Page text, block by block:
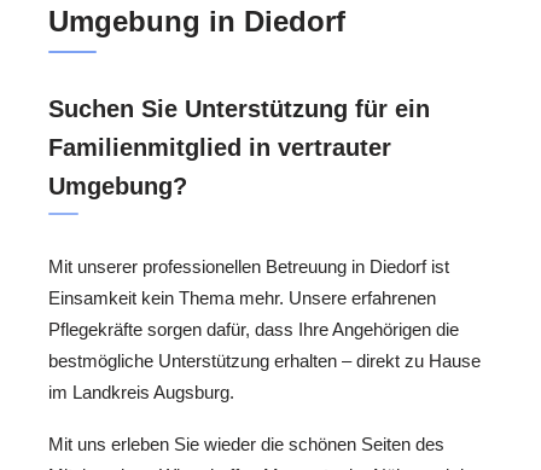
Umgebung in Diedorf
Suchen Sie Unterstützung für ein
Familienmitglied in vertrauter
Umgebung?
Mit unserer professionellen Betreuung in Diedorf ist
Einsamkeit kein Thema mehr. Unsere erfahrenen
Pflegekräfte sorgen dafür, dass Ihre Angehörigen die
bestmögliche Unterstützung erhalten – direkt zu Hause
im Landkreis Augsburg.
Mit uns erleben Sie wieder die schönen Seiten des